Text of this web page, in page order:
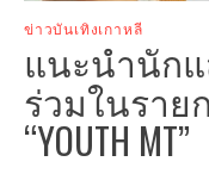
ข่าวบันเทิงเกาหลี
แนะนำนักแ
ร่วมในราย
“YOUTH MT”